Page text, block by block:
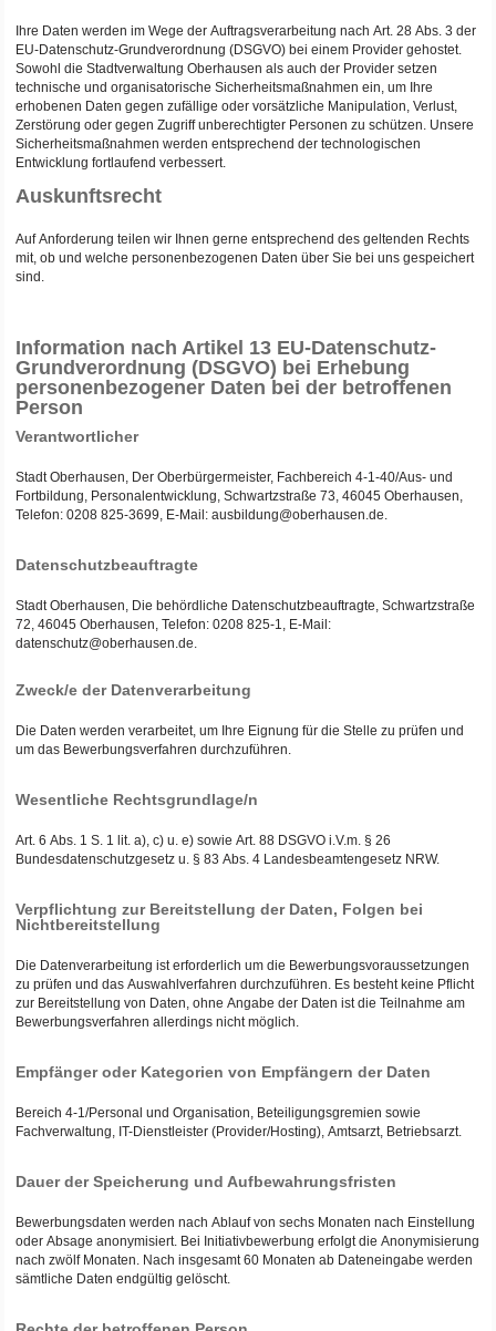
Ihre Daten werden im Wege der Auftragsverarbeitung nach Art. 28 Abs. 3 der
EU-Datenschutz-Grundverordnung (DSGVO) bei einem Provider gehostet.
Sowohl die Stadtverwaltung Oberhausen als auch der Provider setzen
technische und organisatorische Sicherheitsmaßnahmen ein, um Ihre
erhobenen Daten gegen zufällige oder vorsätzliche Manipulation, Verlust,
Zerstörung oder gegen Zugriff unberechtigter Personen zu schützen. Unsere
Sicherheitsmaßnahmen werden entsprechend der technologischen
Entwicklung fortlaufend verbessert.
Auskunftsrecht
Auf Anforderung teilen wir Ihnen gerne entsprechend des geltenden Rechts
mit, ob und welche personenbezogenen Daten über Sie bei uns gespeichert
sind.
Information nach Artikel 13 EU-Datenschutz-
Grundverordnung (DSGVO) bei Erhebung
personenbezogener Daten bei der betroffenen
Person
Verantwortlicher
Stadt Oberhausen, Der Oberbürgermeister, Fachbereich 4-1-40/Aus- und
Fortbildung, Personalentwicklung, Schwartzstraße 73, 46045 Oberhausen,
Telefon: 0208 825-3699, E-Mail: ausbildung@oberhausen.de.
Datenschutzbeauftragte
Stadt Oberhausen, Die behördliche Datenschutzbeauftragte, Schwartzstraße
72, 46045 Oberhausen, Telefon: 0208 825-1, E-Mail:
datenschutz@oberhausen.de.
Zweck/e der Datenverarbeitung
Die Daten werden verarbeitet, um Ihre Eignung für die Stelle zu prüfen und
um das Bewerbungsverfahren durchzuführen.
Wesentliche Rechtsgrundlage/n
Art. 6 Abs. 1 S. 1 lit. a), c) u. e) sowie Art. 88 DSGVO i.V.m. § 26
Bundesdatenschutzgesetz u. § 83 Abs. 4 Landesbeamtengesetz NRW.
Verpflichtung zur Bereitstellung der Daten, Folgen bei
Nichtbereitstellung
Die Datenverarbeitung ist erforderlich um die Bewerbungsvoraussetzungen
zu prüfen und das Auswahlverfahren durchzuführen. Es besteht keine Pflicht
zur Bereitstellung von Daten, ohne Angabe der Daten ist die Teilnahme am
Bewerbungsverfahren allerdings nicht möglich.
Empfänger oder Kategorien von Empfängern der Daten
Bereich 4-1/Personal und Organisation, Beteiligungsgremien sowie
Fachverwaltung, IT-Dienstleister (Provider/Hosting), Amtsarzt, Betriebsarzt.
Dauer der Speicherung und Aufbewahrungsfristen
Bewerbungsdaten werden nach Ablauf von sechs Monaten nach Einstellung
oder Absage anonymisiert. Bei Initiativbewerbung erfolgt die Anonymisierung
nach zwölf Monaten. Nach insgesamt 60 Monaten ab Dateneingabe werden
sämtliche Daten endgültig gelöscht.